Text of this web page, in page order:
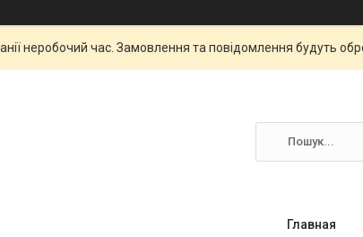
неробочий час. Замовлення та повідомлення будуть
Главная